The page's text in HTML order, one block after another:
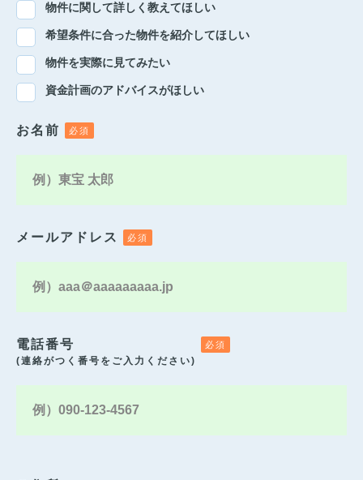
物件に関して詳しく教えてほしい
希望条件に合った物件を紹介してほしい
物件を実際に見てみたい
資金計画のアドバイスがほしい
お名前
メールアドレス
電話番号
(連絡がつく番号をご入力ください)